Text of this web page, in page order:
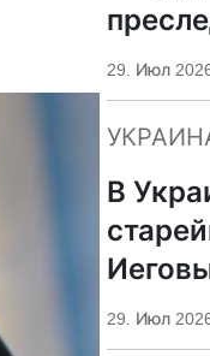
ПЦУ
29. Июл
В
29. Июл